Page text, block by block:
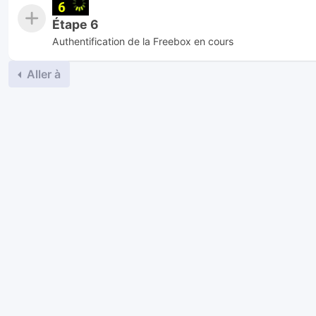
Étape 6
Authentification de la Freebox en cours
Aller à